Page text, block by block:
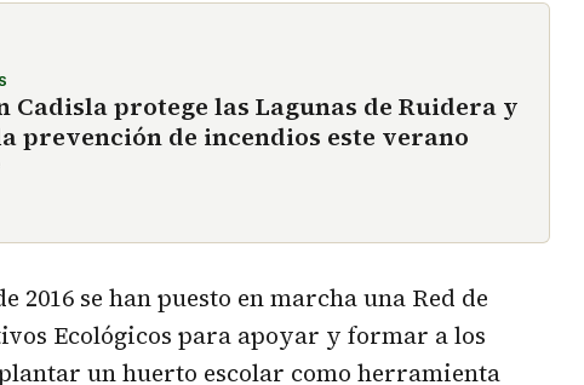
Cadisla protege las Lagunas de Ruidera y
prevención de incendios este verano
2016 se han puesto en marcha una Red de
Ecológicos para apoyar y formar a los
un huerto escolar como herramienta